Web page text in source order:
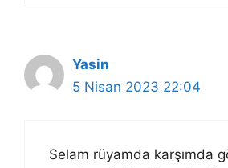
Yasin
5 Nisan 2023 22:04
Selam rüyamda karşımda